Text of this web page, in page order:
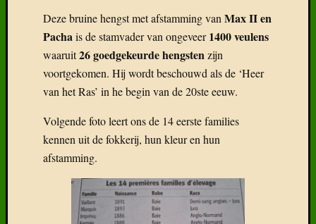
Deze bruine hengst met afstamming van Max II en
Pachais de stamvader van ongeveer1400 veulens
waaruit26 goedgekeurde hengstenzijn
voortgekomen. Hij wordt beschouwd als de ‘Heer
van het Ras’ in he begin van de 20ste eeuw.
Volgende foto leert ons de 14 eerste families
kennen uit de fokkerij, hun kleur en hun
afstamming.